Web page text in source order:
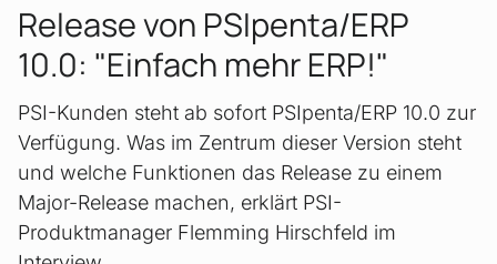
:
Release von PSIpenta/ERP
10.0: "Einfach mehr ERP!"
PSI-Kunden steht ab sofort PSIpenta/ERP 10.0 zur
Verfügung. Was im Zentrum dieser Version steht
und welche Funktionen das Release zu einem
Major-Release machen, erklärt PSI-
Produktmanager Flemming Hirschfeld im